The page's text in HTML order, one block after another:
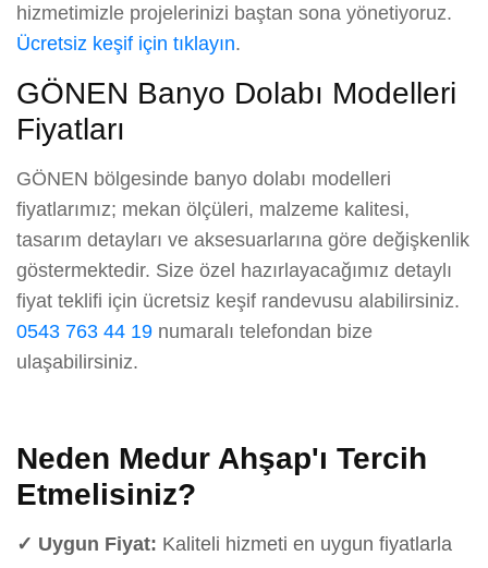
hizmetimizle projelerinizi baştan sona yönetiyoruz.
Ücretsiz keşif için tıklayın.
GÖNEN Banyo Dolabı Modelleri
Fiyatları
GÖNEN bölgesinde banyo dolabı modelleri
fiyatlarımız; mekan ölçüleri, malzeme kalitesi,
tasarım detayları ve aksesuarlarına göre değişkenlik
göstermektedir. Size özel hazırlayacağımız detaylı
fiyat teklifi için ücretsiz keşif randevusu alabilirsiniz.
0543 763 44 19 numaralı telefondan bize
ulaşabilirsiniz.
Neden Medur Ahşap'ı Tercih
Etmelisiniz?
✓ Uygun Fiyat: Kaliteli hizmeti en uygun fiyatlarla